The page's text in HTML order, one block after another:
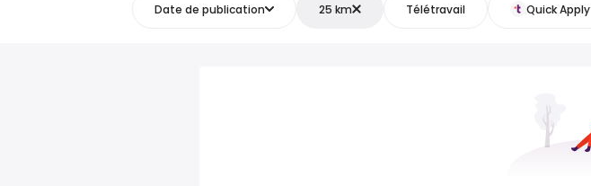
Date de publication 25 km Télétravail Quick Apply